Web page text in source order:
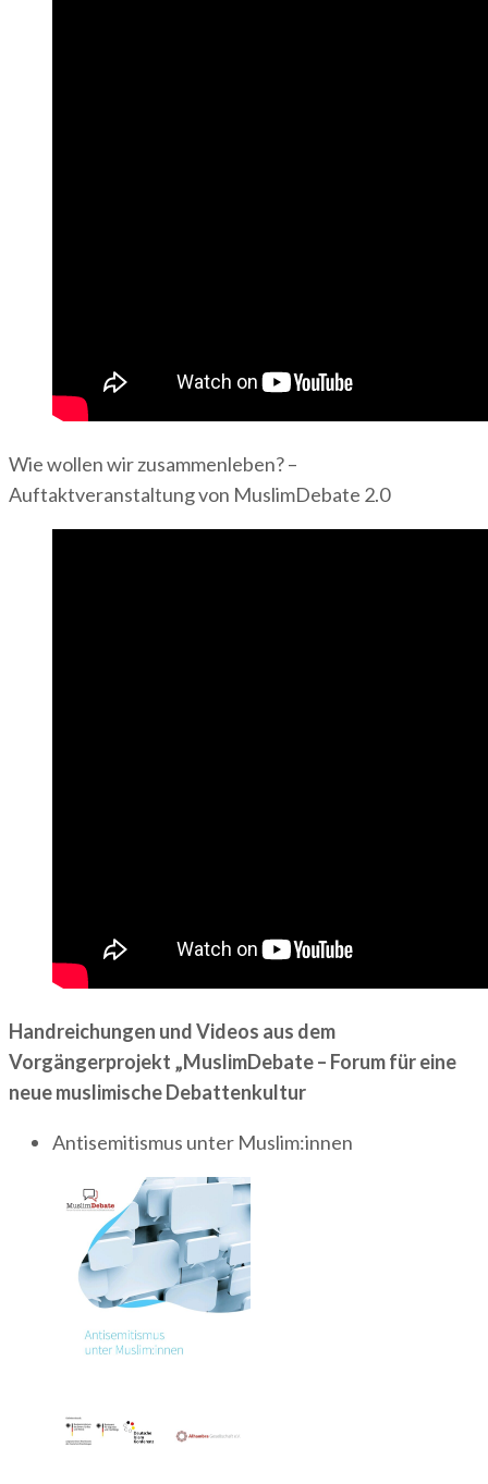
Wie wollen wir zusammenleben? –
Auftaktveranstaltung von MuslimDebate 2.0
Handreichungen und Videos aus dem
Vorgängerprojekt „MuslimDebate – Forum für eine
neue muslimische Debattenkultur
Antisemitismus unter Muslim:innen